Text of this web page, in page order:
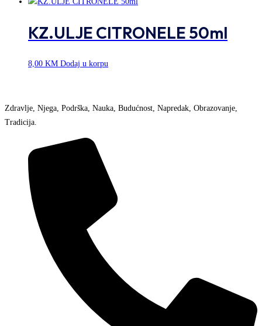
KZ.ULJE CITRONELE 50ml
8,00 KM Dodaj u korpu
Zdravlje, Njega, Podrška, Nauka, Budućnost, Napredak, Obrazovanje,
Tradicija.